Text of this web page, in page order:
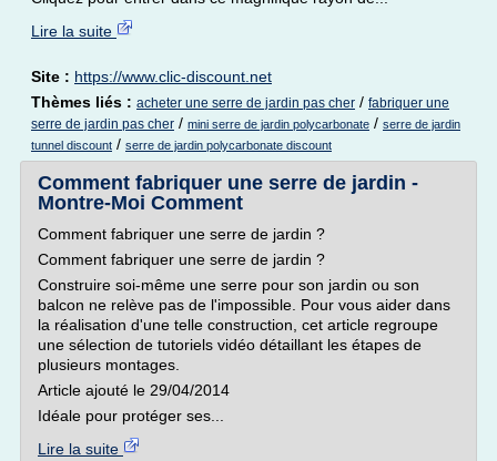
Lire la suite
Site : https://www.clic-discount.net
Thèmes liés : acheter une serre de jardin pas cher / fabriquer une
serre de jardin pas cher / mini serre de jardin polycarbonate / serre de jardin
tunnel discount / serre de jardin polycarbonate discount
Comment fabriquer une serre de jardin -
Montre-Moi Comment
Comment fabriquer une serre de jardin ?
Comment fabriquer une serre de jardin ?
Construire soi-même une serre pour son jardin ou son
balcon ne relève pas de l'impossible. Pour vous aider dans
la réalisation d'une telle construction, cet article regroupe
une sélection de tutoriels vidéo détaillant les étapes de
plusieurs montages.
Article ajouté le 29/04/2014
Idéale pour protéger ses...
Lire la suite